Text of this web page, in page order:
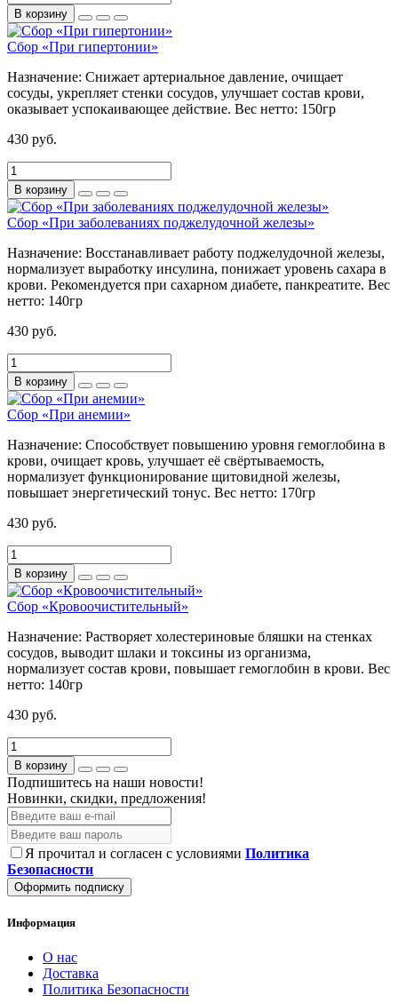
В корзину
Сбор «При гипертонии»
Назначение: Снижает артериальное давление, очищает
сосуды, укрепляет стенки сосудов, улучшает состав крови,
оказывает успокаивающее действие. Вес нетто: 150гр
430 руб.
В корзину
Сбор «При заболеваниях поджелудочной железы»
Назначение: Восстанавливает работу поджелудочной железы,
нормализует выработку инсулина, понижает уровень сахара в
крови. Рекомендуется при сахарном диабете, панкреатите. Вес
нетто: 140гр
430 руб.
В корзину
Сбор «При анемии»
Назначение: Способствует повышению уровня гемоглобина в
крови, очищает кровь, улучшает её свёртываемость,
нормализует функционирование щитовидной железы,
повышает энергетический тонус. Вес нетто: 170гр
430 руб.
В корзину
Сбор «Кровоочистительный»
Назначение: Растворяет холестериновые бляшки на стенках
сосудов, выводит шлаки и токсины из организма,
нормализует состав крови, повышает гемоглобин в крови. Вес
нетто: 140гр
430 руб.
В корзину
Подпишитесь на наши новости!
Новинки, скидки, предложения!
Я прочитал и согласен с условиями Политика
Безопасности
Оформить подписку
Информация
О нас
Доставка
Политика Безопасности